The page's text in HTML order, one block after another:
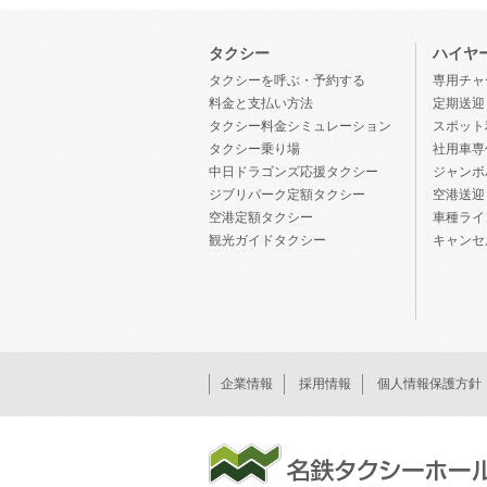
タクシー
タクシーを呼ぶ・予約する
料金と支払い方法
タクシー料金シミュレーション
タクシー乗り場
中日ドラゴンズ応援タクシー
ジブリパーク定額タクシー
空港定額タクシー
観光ガイドタクシー
ハイヤ
専用チ
定期送迎
スポッ
社用車
ジャン
空港送
車種ラ
キャン
企業情報 採用情報 個人情報保護方針